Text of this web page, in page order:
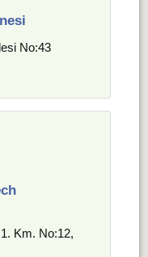
No:43
Km. No:12,